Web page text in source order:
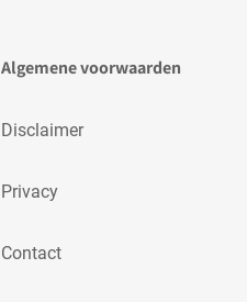
Algemene voorwaarden
Disclaimer
Privacy
Contact